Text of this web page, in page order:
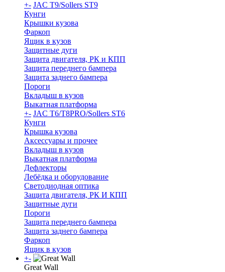
+- JAC T9/Sollers ST9
Кунги
Крышки кузова
Фаркоп
Ящик в кузов
Защитные дуги
Защита двигателя, РК и КПП
Защита переднего бампера
Защита заднего бампера
Пороги
Вкладыш в кузов
Выкатная платформа
+- JAC T6/T8PRO/Sollers ST6
Кунги
Крышка кузова
Аксессуары и прочее
Вкладыш в кузов
Выкатная платформа
Дефлекторы
Лебёдка и оборудование
Светодиодная оптика
Защита двигателя, РК И КПП
Защитные дуги
Пороги
Защита переднего бампера
Защита заднего бампера
Фаркоп
Ящик в кузов
+-
Great Wall